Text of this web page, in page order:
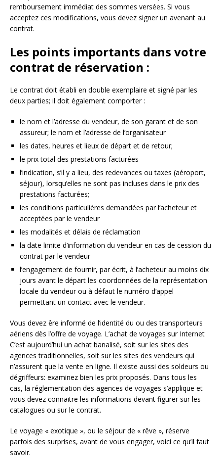
remboursement immédiat des sommes versées. Si vous
acceptez ces modifications, vous devez signer un avenant au
contrat.
Les points importants dans votre
contrat de réservation :
Le contrat doit établi en double exemplaire et signé par les
deux parties; il doit également comporter :
le nom et l’adresse du vendeur, de son garant et de son
assureur; le nom et l’adresse de l’organisateur
les dates, heures et lieux de départ et de retour;
le prix total des prestations facturées
l’indication, s’il y a lieu, des redevances ou taxes (aéroport,
séjour), lorsqu’elles ne sont pas incluses dans le prix des
prestations facturées;
les conditions particulières demandées par l’acheteur et
acceptées par le vendeur
les modalités et délais de réclamation
la date limite d’information du vendeur en cas de cession du
contrat par le vendeur
l’engagement de fournir, par écrit, à l’acheteur au moins dix
jours avant le départ les coordonnées de la représentation
locale du vendeur ou à défaut le numéro d’appel
permettant un contact avec le vendeur.
Vous devez êre informé de l’identité du ou des transporteurs
aériens dès l’offre de voyage. L’achat de voyages sur Internet
C’est aujourd’hui un achat banalisé, soit sur les sites des
agences traditionnelles, soit sur les sites des vendeurs qui
n’assurent que la vente en ligne. Il existe aussi des soldeurs ou
dégriffeurs: examinez bien les prix proposés. Dans tous les
cas, la réglementation des agences de voyages s’applique et
vous devez connaitre les informations devant figurer sur les
catalogues ou sur le contrat.
Le voyage « exotique », ou le séjour de « rêve », réserve
parfois des surprises, avant de vous engager, voici ce qu’il faut
savoir.